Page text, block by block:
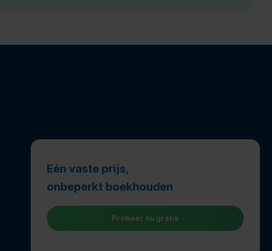
Eén vaste prijs,
onbeperkt boekhouden
Probeer nu gratis